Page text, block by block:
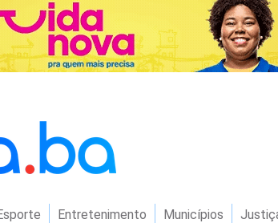
Entretenimento Municípios